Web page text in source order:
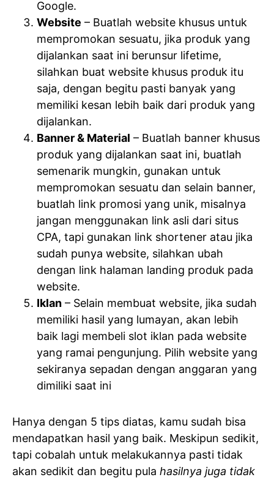
Google.
Website – Buatlah website khusus untuk
mempromokan sesuatu, jika produk yang
dijalankan saat ini berunsur lifetime,
silahkan buat website khusus produk itu
saja, dengan begitu pasti banyak yang
memiliki kesan lebih baik dari produk yang
dijalankan.
Banner & Material – Buatlah banner khusus
produk yang dijalankan saat ini, buatlah
semenarik mungkin, gunakan untuk
mempromokan sesuatu dan selain banner,
buatlah link promosi yang unik, misalnya
jangan menggunakan link asli dari situs
CPA, tapi gunakan link shortener atau jika
sudah punya website, silahkan ubah
dengan link halaman landing produk pada
website.
Iklan – Selain membuat website, jika sudah
memiliki hasil yang lumayan, akan lebih
baik lagi membeli slot iklan pada website
yang ramai pengunjung. Pilih website yang
sekiranya sepadan dengan anggaran yang
dimiliki saat ini
Hanya dengan 5 tips diatas, kamu sudah bisa
mendapatkan hasil yang baik. Meskipun sedikit,
tapi cobalah untuk melakukannya pasti tidak
akan sedikit dan begitu pula hasilnya juga tidak